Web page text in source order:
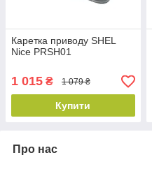
Каретка приводу SHEL
Nice PRSH01
1 015 ₴ 1 079 ₴
Купити
Про нас